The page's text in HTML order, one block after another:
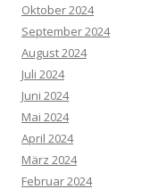
Oktober 2024
September 2024
August 2024
Juli 2024
Juni 2024
Mai 2024
April 2024
März 2024
Februar 2024